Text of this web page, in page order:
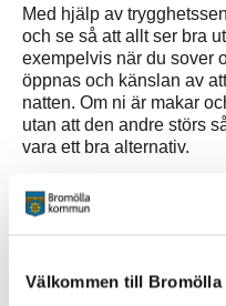
Välkommen till Bromölla
Med hjälp av
och se så att allt ser bra
exempelvis när du sover
öppnas och känslan av
natten. Om ni är makar
utan att den andre störs
vara ett bra alternativ.
Sensorerna kan även
att använda den
aktiveras eller om du inte